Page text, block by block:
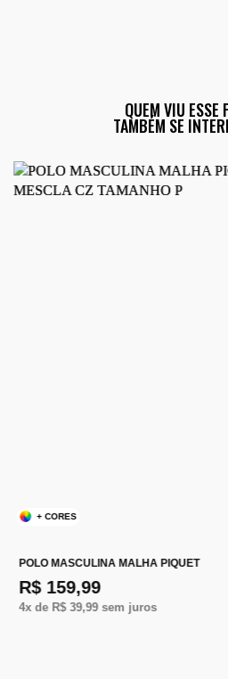
QUEM VIU ESSE
TAMBÉM SE
+ CORES
POLO MASCULINA MALHA PIQUET
R$ 159,99
4x de R$ 39,99sem juros